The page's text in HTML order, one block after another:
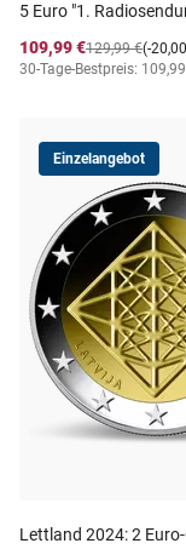
5 Euro "1.
109,99 €
(-
129,99 €
30-Tage-Bestpreis:
Einzelangebot
Lettland 2024: 2